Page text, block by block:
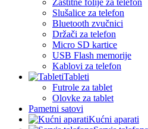
Zaštitne folije za telefon
Slušalice za telefon
Bluetooth zvučnici
Držači za telefon
Micro SD kartice
USB Flash memorije
Kablovi za telefon
Tableti
Futrole za tablet
Olovke za tablet
Pametni satovi
Kućni aparati